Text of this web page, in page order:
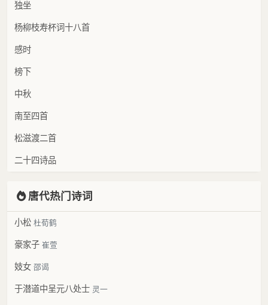
独坐
杨柳枝寿杯词十八首
感时
榜下
中秋
南至四首
松滋渡二首
二十四诗品
唐代热门诗词
小松 杜荀鹤
豪家子 崔萱
妓女 邵谒
于潜道中呈元八处士 灵一